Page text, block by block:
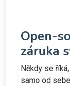
Open-
záruka
Někdy se
samo od